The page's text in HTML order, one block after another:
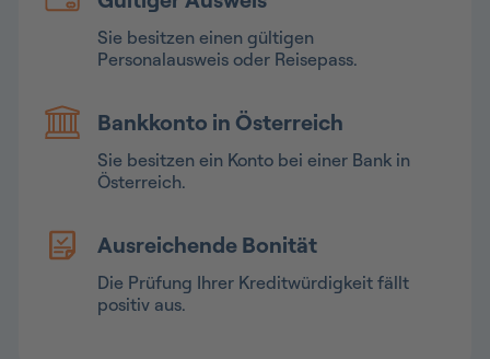
Sie besitzen einen gültigen
Personalausweis oder Reisepass.
Bankkonto in Österreich
Sie besitzen ein Konto bei einer Bank in
Österreich.
Ausreichende Bonität
Die Prüfung Ihrer Kreditwürdigkeit fällt
positiv aus.